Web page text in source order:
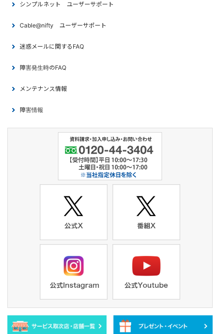
シンプルネット ユーザーサポート
Cable@nifty ユーザーサポート
迷惑メールに関するFAQ
障害発生時のFAQ
メンテナンス情報
障害情報